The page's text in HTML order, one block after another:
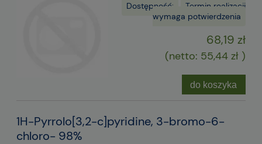
Dostępność:
Termin realizacji
wymaga potwierdzenia
68,19 zł
(netto: 55,44 zł )
do koszyka
1H-Pyrrolo[3,2-c]pyridine, 3-bromo-6-
chloro- 98%